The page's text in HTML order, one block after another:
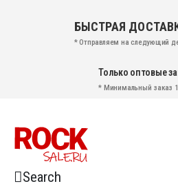
БЫСТРАЯ
* Отправляем на следующий
Только оптовые
* Минимальный заказ
Search